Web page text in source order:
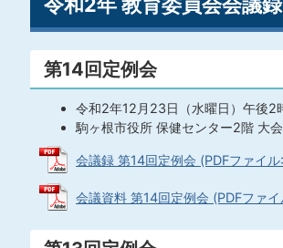
第14回定例会
令和2年12月23日（水曜日）午後2
駒ヶ根市役所 保健センター2階 大
会議録 第14回定例会 (PDFファイ
会議資料 第14回定例会 (PDFファイ